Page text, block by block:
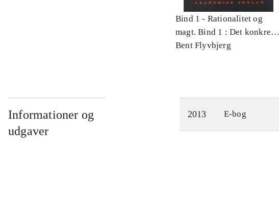
Bind 1 - Rationalitet og
magt. Bind 1 : Det konkretes
videnskab
Bent Flyvbjerg
Informationer og
udgaver
2013 E-bog